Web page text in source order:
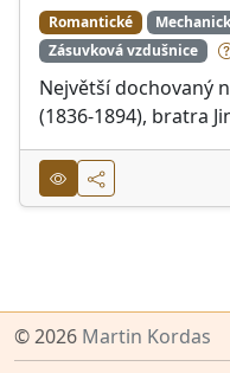
Romantické
Zásuvková vzdušnice
Největší dochovaný
(1836-1894), bratra
© 2026 Martin Kordas